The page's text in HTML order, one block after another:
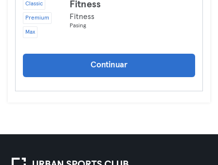
Classic
Premium
Max
Fitness
Fitness
Pasing
Continuar